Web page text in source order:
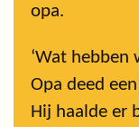
opa.
‘Wat hebben
Opa deed
Hij haalde er